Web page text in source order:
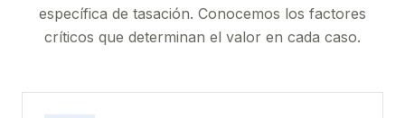
específica de tasación. Conocemos los factores
críticos que determinan el valor en cada caso.